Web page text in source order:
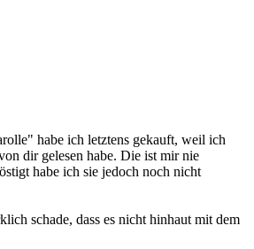
habe ich letztens gekauft, weil ich
dir gelesen habe. Die ist mir nie
habe ich sie jedoch noch nicht
schade, dass es nicht hinhaut mit dem